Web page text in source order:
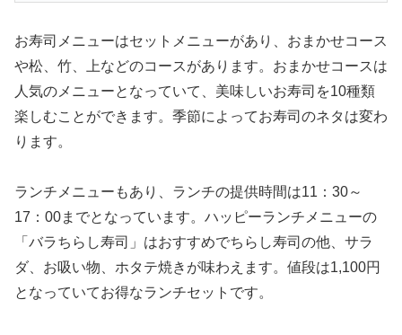
お寿司メニューはセットメニューがあり、おまかせコース
や松、竹、上などのコースがあります。おまかせコースは
人気のメニューとなっていて、美味しいお寿司を10種類
楽しむことができます。季節によってお寿司のネタは変わ
ります。
ランチメニューもあり、ランチの提供時間は11：30～
17：00までとなっています。ハッピーランチメニューの
「バラちらし寿司」はおすすめでちらし寿司の他、サラ
ダ、お吸い物、ホタテ焼きが味わえます。値段は1,100円
となっていてお得なランチセットです。